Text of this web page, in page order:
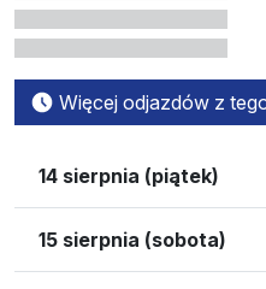
Więcej odjazdów z
14 sierpnia (piątek)
15 sierpnia (sobota)